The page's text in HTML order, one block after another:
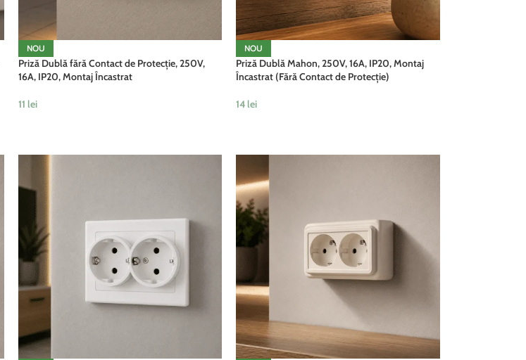
NOU
Priză Dublă fără Contact de Protecție, 250V,
16A, IP20, Montaj Încastrat
11 lei
NOU
Priză Dublă Mahon, 250V, 16A, IP20, Montaj
Încastrat (Fără Contact de Protecție)
14 lei